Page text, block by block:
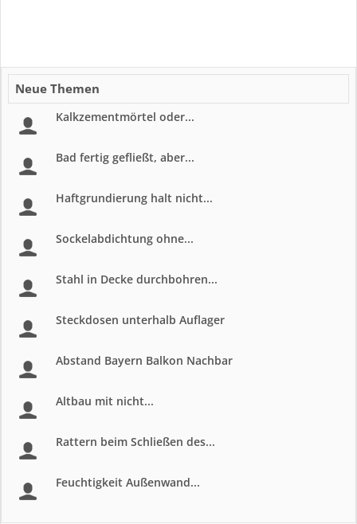
Neue Themen
Kalkzementmörtel oder...
Bad fertig gefließt, aber...
Haftgrundierung halt nicht...
Sockelabdichtung ohne...
Stahl in Decke durchbohren...
Steckdosen unterhalb Auflager
Abstand Bayern Balkon Nachbar
Altbau mit nicht...
Rattern beim Schließen des...
Feuchtigkeit Außenwand...